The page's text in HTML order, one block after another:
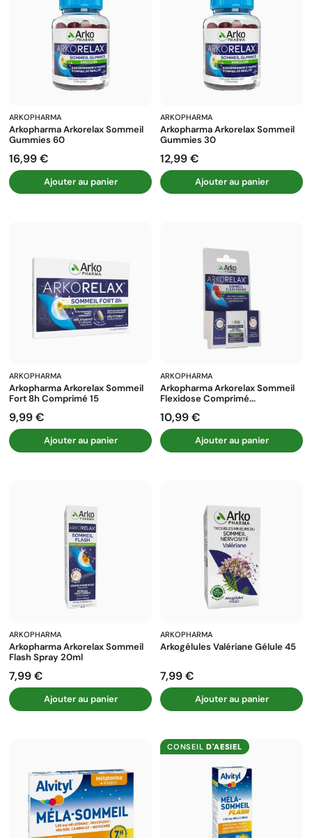
ARKOPHARMA
Arkopharma Arkorelax Sommeil
Gummies 60
Prix
16,99 €
Ajouter au panier
ARKOPHARMA
Arkopharma Arkorelax Sommeil
Gummies 30
Prix
12,99 €
Ajouter au panier
ARKOPHARMA
Arkopharma Arkorelax Sommeil
Fort 8h Comprimé 15
Prix
9,99 €
Ajouter au panier
ARKOPHARMA
Arkopharma Arkorelax Sommeil
Flexidose Comprimé...
Prix
10,99 €
Ajouter au panier
ARKOPHARMA
Arkopharma Arkorelax Sommeil
Flash Spray 20ml
Prix
7,99 €
Ajouter au panier
ARKOPHARMA
Arkogélules Valériane Gélule 45
Prix
7,99 €
Ajouter au panier
CONSEILD'AESIEL